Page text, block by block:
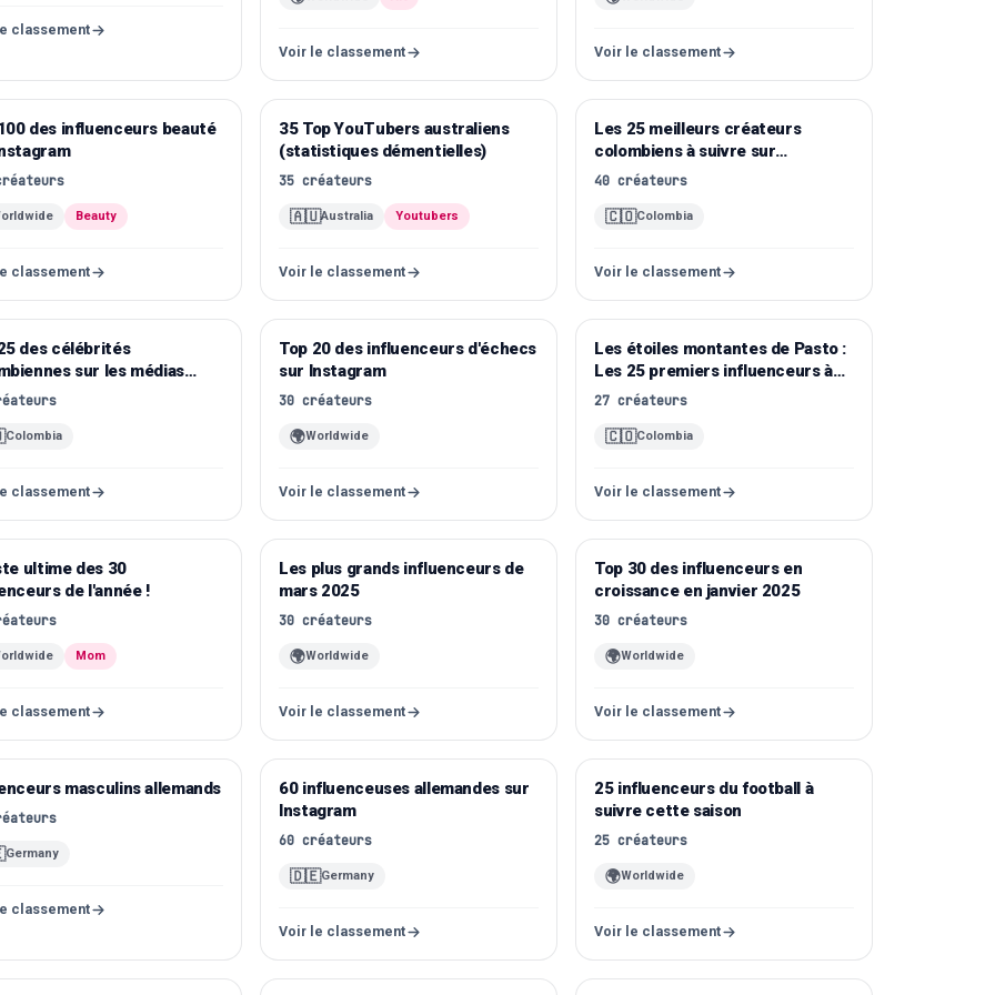
classement
Voir le classement Voir le classement
des influenceurs beauté
Beauty
classement
YouTube
35 Top YouTubers australiens
(statistiques démentielles)
35 créateurs
🇦🇺Australia Youtubers
Voir le classement
Instagram
Les 25 meilleurs créateurs
colombiens à suivre sur
Instagram
40 créateurs
🇨🇴Colombia
Voir le classement
des célébrités
sur les médias
Colombia
classement
Instagram
Top 20 des influenceurs d'échecs
sur Instagram
30 créateurs
🌍Worldwide
Voir le classement
Instagram
Les étoiles montantes de Pasto :
Les 25 premiers influenceurs à
connaître
27 créateurs
🇨🇴Colombia
Voir le classement
ultime des 30
de l'année !
Mom
classement
TikTok
Les plus grands influenceurs de
mars 2025
30 créateurs
🌍Worldwide
Voir le classement
Instagram
Top 30 des influenceurs en
croissance en janvier 2025
30 créateurs
🌍Worldwide
Voir le classement
masculins allemands
Germany
classement
Instagram
60 influenceuses allemandes sur
Instagram
60 créateurs
🇩🇪Germany
Voir le classement
25 influenceurs du football à
suivre cette saison
25 créateurs
🌍Worldwide
Voir le classement